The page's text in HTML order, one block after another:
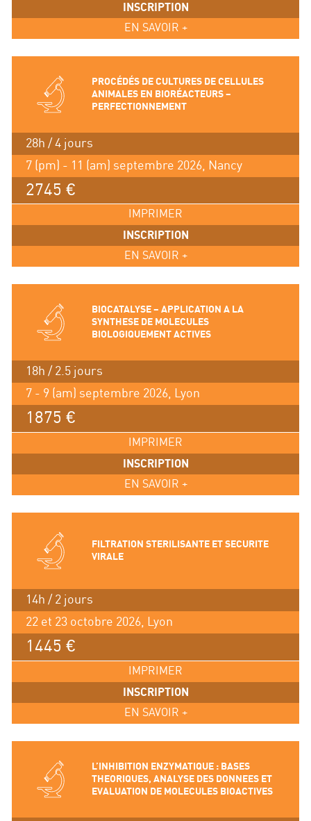
INSCRIPTION
EN SAVOIR +
PROCÉDÉS DE CULTURES DE CELLULES
ANIMALES EN BIORÉACTEURS –
PERFECTIONNEMENT
28h / 4 jours
7 (pm) - 11 (am) septembre 2026, Nancy
2745 €
IMPRIMER
INSCRIPTION
EN SAVOIR +
BIOCATALYSE – APPLICATION A LA
SYNTHESE DE MOLECULES
BIOLOGIQUEMENT ACTIVES
18h / 2.5 jours
7 - 9 (am) septembre 2026, Lyon
1875 €
IMPRIMER
INSCRIPTION
EN SAVOIR +
FILTRATION STERILISANTE ET SECURITE
VIRALE
14h / 2 jours
22 et 23 octobre 2026, Lyon
1445 €
IMPRIMER
INSCRIPTION
EN SAVOIR +
L’INHIBITION ENZYMATIQUE : BASES
THEORIQUES, ANALYSE DES DONNEES ET
EVALUATION DE MOLECULES BIOACTIVES